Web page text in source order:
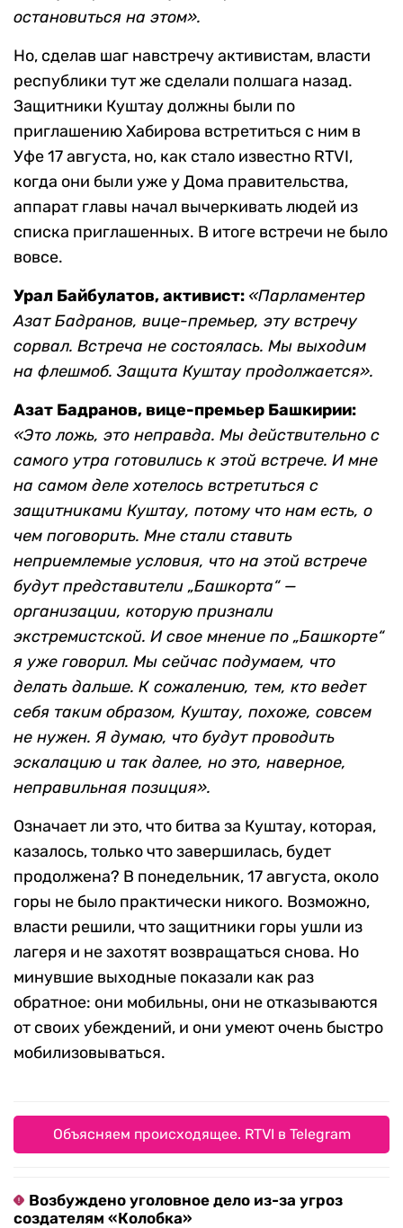
остановиться на этом».
Но, сделав шаг навстречу активистам, власти
республики тут же сделали полшага назад.
Защитники Куштау должны были по
приглашению Хабирова встретиться с ним в
Уфе 17 августа, но, как стало известно RTVI,
когда они были уже у Дома правительства,
аппарат главы начал вычеркивать людей из
списка приглашенных. В итоге встречи не было
вовсе.
Урал Байбулатов, активист: «Парламентер
Азат Бадранов, вице-премьер, эту встречу
сорвал. Встреча не состоялась. Мы выходим
на флешмоб. Защита Куштау продолжается».
Азат Бадранов, вице-премьер Башкирии:
«Это ложь, это неправда. Мы действительно с
самого утра готовились к этой встрече. И мне
на самом деле хотелось встретиться с
защитниками Куштау, потому что нам есть, о
чем поговорить. Мне стали ставить
неприемлемые условия, что на этой встрече
будут представители „Башкорта“ —
организации, которую признали
экстремистской. И свое мнение по „Башкорте“
я уже говорил. Мы сейчас подумаем, что
делать дальше. К сожалению, тем, кто ведет
себя таким образом, Куштау, похоже, совсем
не нужен. Я думаю, что будут проводить
эскалацию и так далее, но это, наверное,
неправильная позиция».
Означает ли это, что битва за Куштау, которая,
казалось, только что завершилась, будет
продолжена? В понедельник, 17 августа, около
горы не было практически никого. Возможно,
власти решили, что защитники горы ушли из
лагеря и не захотят возвращаться снова. Но
минувшие выходные показали как раз
обратное: они мобильны, они не отказываются
от своих убеждений, и они умеют очень быстро
мобилизовываться.
Объясняем происходящее. RTVI в Telegram
Возбуждено уголовное дело из-за угроз
создателям «Колобка»